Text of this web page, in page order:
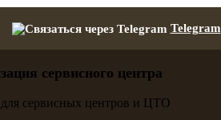
Telegram
сервисного центра
сервисных центров и ЦТО